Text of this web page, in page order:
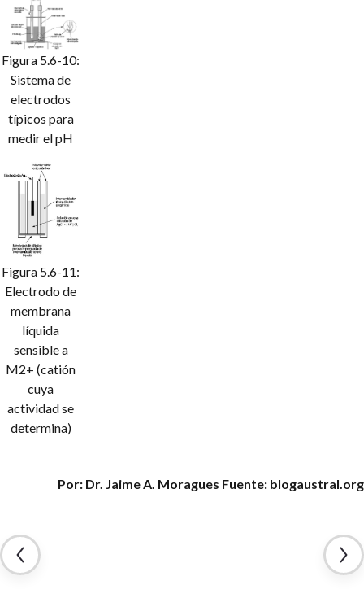
Figura 5.6-10:
Sistema de
electrodos
típicos para
medir el pH
Figura 5.6-11:
Electrodo de
membrana
líquida
sensible a
M2+ (catión
cuya
actividad se
determina)
Por: Dr. Jaime A. Moragues Fuente: blogaustral.org